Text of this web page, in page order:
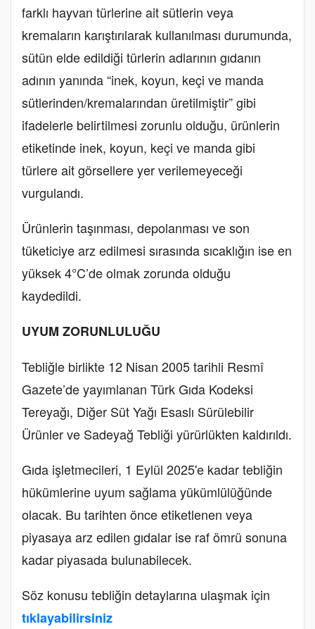
farklı hayvan türlerine ait sütlerin veya
kremaların karıştırılarak kullanılması durumunda,
sütün elde edildiği türlerin adlarının gıdanın
adının yanında “inek, koyun, keçi ve manda
sütlerinden/kremalarından üretilmiştir” gibi
ifadelerle belirtilmesi zorunlu olduğu, ürünlerin
etiketinde inek, koyun, keçi ve manda gibi
türlere ait görsellere yer verilemeyeceği
vurgulandı.
Ürünlerin taşınması, depolanması ve son
tüketiciye arz edilmesi sırasında sıcaklığın ise en
yüksek 4°C’de olmak zorunda olduğu
kaydedildi.
UYUM ZORUNLULUĞU
Tebliğle birlikte 12 Nisan 2005 tarihli Resmî
Gazete’de yayımlanan Türk Gıda Kodeksi
Tereyağı, Diğer Süt Yağı Esaslı Sürülebilir
Ürünler ve Sadeyağ Tebliği yürürlükten kaldırıldı.
Gıda işletmecileri, 1 Eylül 2025'e kadar tebliğin
hükümlerine uyum sağlama yükümlülüğünde
olacak. Bu tarihten önce etiketlenen veya
piyasaya arz edilen gıdalar ise raf ömrü sonuna
kadar piyasada bulunabilecek.
Söz konusu tebliğin detaylarına ulaşmak için
tıklayabilirsiniz